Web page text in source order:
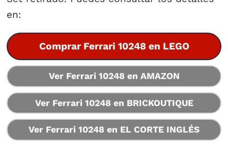
en:
Comprar Ferrari 10248 en LEGO
Ver Ferrari 10248 en AMAZON
Ver Ferrari 10248 en BRICKOUTIQUE
Ver Ferrari 10248 en EL CORTE INGLÉS